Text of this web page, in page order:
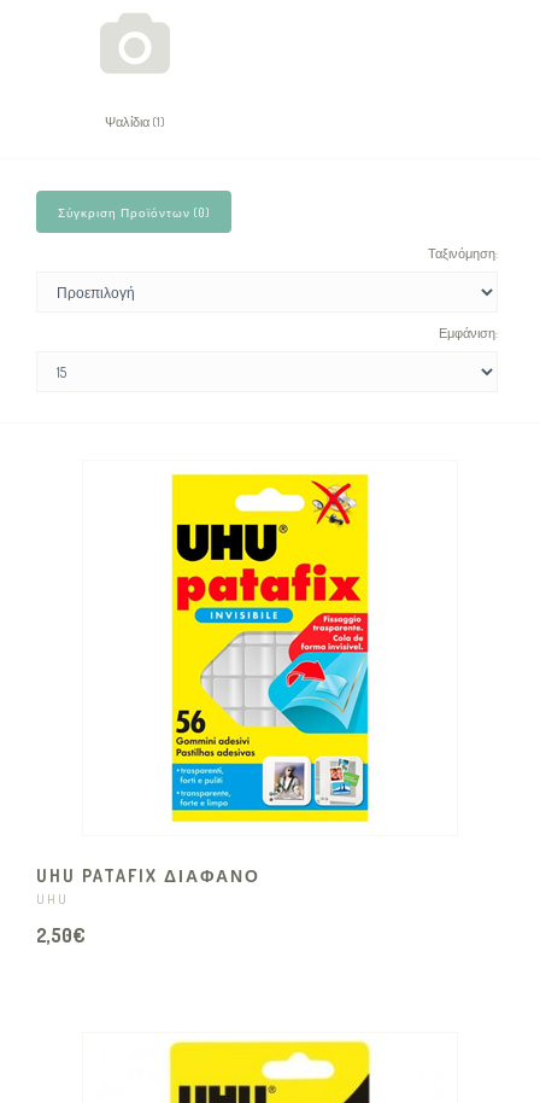
Ψαλίδια (1)
Σύγκριση Προϊόντων (0)
Ταξινόμηση:
Εμφάνιση:
UHU PATAFIX ΔΙΑΦΑΝΟ
UHU
2,50€